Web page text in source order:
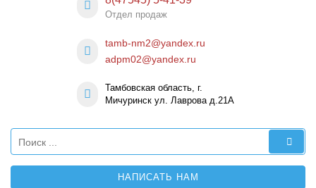
Сервис
Отдел продаж
tamb-nm2@yandex.ru
adpm02@yandex.ru
Тамбовская область, г.
Мичуринск ул. Лаврова д.21А
НАПИСАТЬ НАМ